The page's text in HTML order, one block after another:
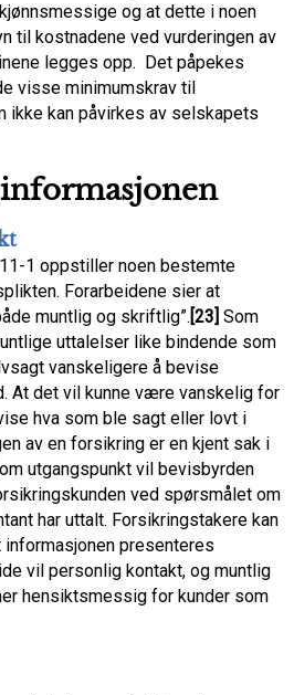
og at dette i noen
til kostnadene ved vurderingen av
legges opp. Det påpekes
visse minimumskrav til
ikke kan påvirkes av selskapets
1 oppstiller noen bestemte
Forarbeidene sier at
muntlig og skriftlig”. [23] Som
uttalelser like bindende som
vanskeligere å bevise
At det vil kunne være vanskelig for
hva som ble sagt eller lovt i
av en forsikring er en kjent sak i
utgangspunkt vil bevisbyrden
ved spørsmålet om
har uttalt. Forsikringstakere kan
presenteres
vil personlig kontakt, og muntlig
hensiktsmessig for kunder som